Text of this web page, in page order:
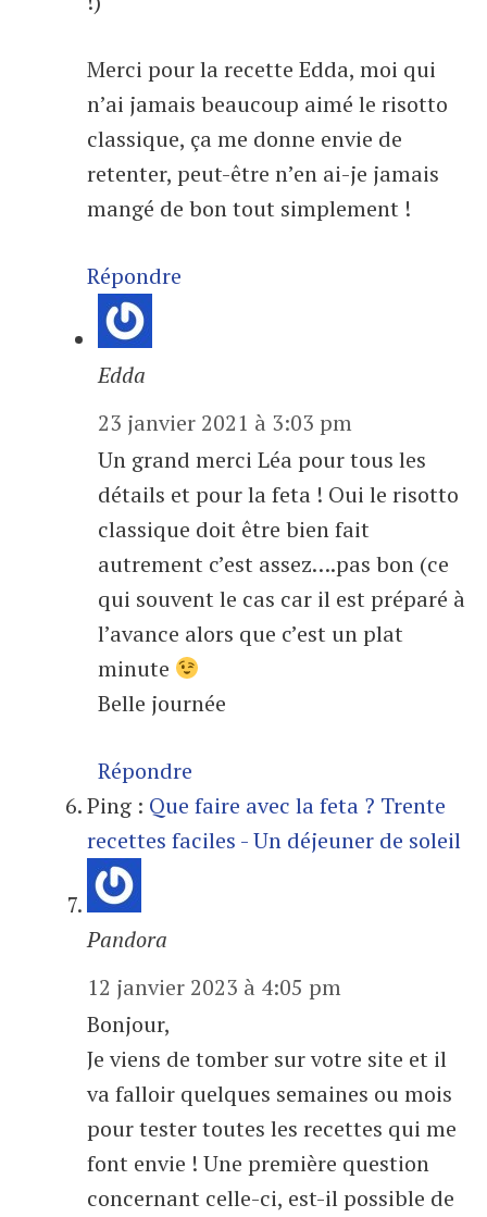
Merci pour la recette Edda, moi qui
n’ai jamais beaucoup aimé le risotto
classique, ça me donne envie de
retenter, peut-être n’en ai-je jamais
mangé de bon tout simplement !
Répondre
Edda
23 janvier 2021 à 3:03 pm
Un grand merci Léa pour tous les
détails et pour la feta ! Oui le risotto
classique doit être bien fait
autrement c’est assez….pas bon (ce
qui souvent le cas car il est préparé à
l’avance alors que c’est un plat
minute
Belle journée
Répondre
Ping : Que faire avec la feta ? Trente
recettes faciles - Un déjeuner de soleil
Pandora
12 janvier 2023 à 4:05 pm
Bonjour,
Je viens de tomber sur votre site et il
va falloir quelques semaines ou mois
pour tester toutes les recettes qui me
font envie ! Une première question
concernant celle-ci, est-il possible de